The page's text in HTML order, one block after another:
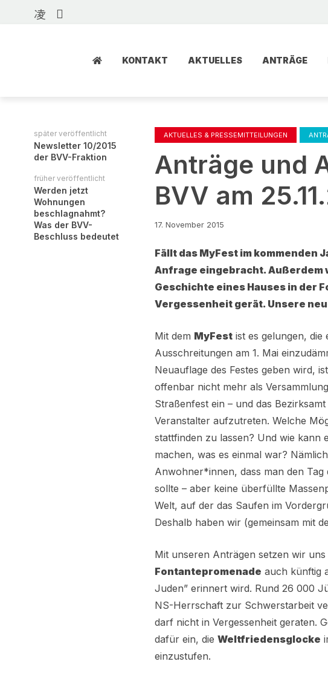
KONTAKT AKTUELLES ANTRÄGE
später veröffentlicht
Newsletter 10/2015
der BVV-Fraktion
früher veröffentlicht
Werden jetzt
Wohnungen
beschlagnahmt?
Was der BVV-
Beschluss bedeutet
AKTUELLES & PRESSEMITTEILUNGEN
Anträge und
BVV am
17. November 2015
Fällt das MyFest im kommenden
Anfrage eingebracht. Außerdem
Geschichte eines Hauses in der
Vergessenheit gerät. Unsere
Mit dem MyFest ist es gelungen, die
Ausschreitungen am 1. Mai
Neuauflage des Festes geben wird,
offenbar nicht mehr als
Straßenfest ein – und das
Veranstalter aufzutreten. Welche
stattfinden zu lassen? Und wie kann
machen, was es einmal war?
Anwohner*innen, dass man den
sollte – aber keine überfüllte
Welt, auf der das Saufen im
Deshalb haben wir (gemeinsam mit
Mit unseren Anträgen setzen wir
Fontantepromenade auch künftig
Juden” erinnert wird. Rund 26 000
NS-Herrschaft zur Schwerstarbeit
darf nicht in Vergessenheit geraten.
dafür ein, die Weltfriedensglocke
einzustufen.